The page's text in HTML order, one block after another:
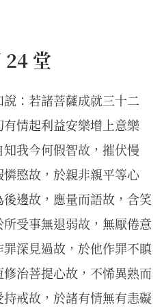
24 堂
：若諸菩薩成就三十二
情起利益安樂增上意樂
我今何假智故，摧伏慢
愍故，於親非親平等心
邊故，應量而語故，含笑
受事無退弱故，無厭倦意
深見過故，於他作罪不瞋
治菩提心故，不悕異熟而
戒故，於諸有情無有恚礙